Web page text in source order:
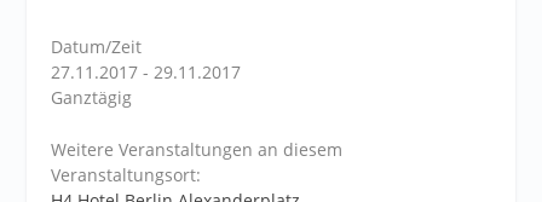
Datum/Zeit
27.11.2017 - 29.11.2017
Ganztägig
Weitere Veranstaltungen an diesem
Veranstaltungsort: